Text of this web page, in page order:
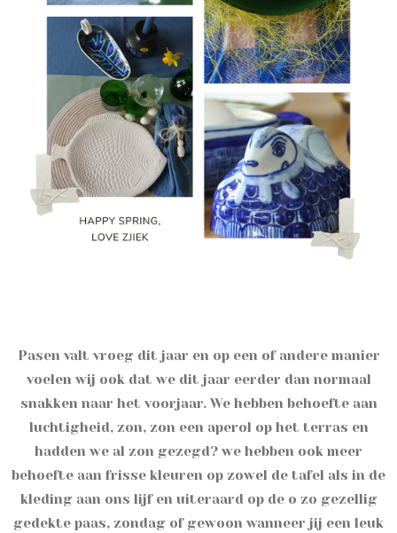
Pasen valt vroeg dit jaar en op een of andere manier
voelen wij ook dat we dit jaar eerder dan normaal
snakken naar het voorjaar. We hebben behoefte aan
luchtigheid, zon, zon een aperol op het terras en
hadden we al zon gezegd? we hebben ook meer
behoefte aan frisse kleuren op zowel de tafel als in de
kleding aan ons lijf en uiteraard op de o zo gezellig
gedekte paas, zondag of gewoon wanneer jij een leuk